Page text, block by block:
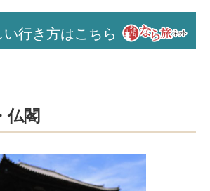
い行き方はこちら
仏閣